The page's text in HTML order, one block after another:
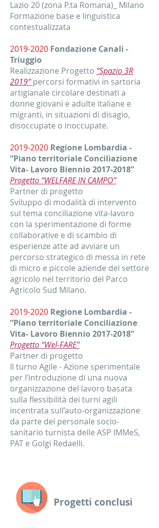
Lazio 20 (zona P.ta Romana)_ Milano
Formazione base e linguistica
contestualizzata
2019-2020 Fondazione Canali -
Triuggio
Realizzazione Progetto “Spazio 3R
2019” percorsi formativi in sartoria
artigianale circolare destinati a
donne giovani e adulte italiane e
migranti, in situazioni di disagio,
disoccupate o inoccupate.
2019-2020 Regione Lombardia -
“Piano territoriale Conciliazione
Vita- Lavoro Biennio 2017-2018”
Progetto “WELFARE IN CAMPO”
Partner di progetto
Sviluppo di modalità di intervento
sul tema conciliazione vita-lavoro
con la sperimentazione di forme
collaborative e di scambio di
esperienze atte ad avviare un
percorso strategico di messa in rete
di micro e piccole aziende del settore
agricolo nel territorio del Parco
Agricolo Sud Milano.
2019-2020 Regione Lombardia -
“Piano territoriale Conciliazione
Vita- Lavoro Biennio 2017-2018”
Progetto “Wel-FARE”
Partner di progetto
Il turno Agile - Azione sperimentale
per l’introduzione di una nuova
organizzazione del lavoro basata
sulla flessibilità dei turni agili
incentrata sull’auto-organizzazione
da parte del personale socio-
sanitario turnista delle ASP IMMeS,
PAT e Golgi Redaelli.
Progetti conclusi